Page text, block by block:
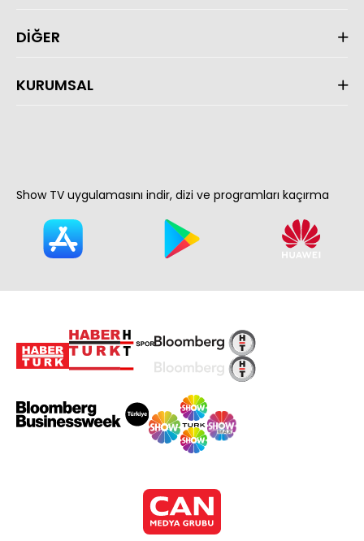
DİĞER
KURUMSAL
Show TV uygulamasını indir, dizi ve programları kaçırma